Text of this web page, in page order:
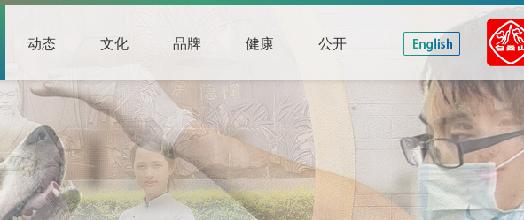
动态 文化 品牌 健康 公开